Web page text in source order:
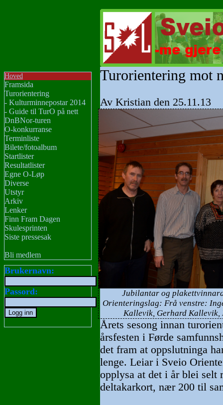
Hoved
Framsida
Turorientering
- Kulturminnepostar 2014
- Guide til TurO på nett
DnBNor-turen
O-konkurranse
Terminliste
Bilete/fotoalbum
Startlister
Resultatlister
Egne O-Løp
Diverse
Utstyr
Arkiv
Lenker
Finn Fram Dagen
Skulesprinten
Siste pressesak
Bli medlem
Brukernavn:
Passord:
Turorientering mot
Av Kristian den 25.11.13
Jubilantar og
Orienteringslag: Frå venstre:
Kallevik, Gerhard Kallevik,
Årets sesong innan
årsfesten i Førde
det fram at oppslutninga
lenge. Leiar i Sveio
opplysa at det i år blei selt
deltakarkort, nær 200 til